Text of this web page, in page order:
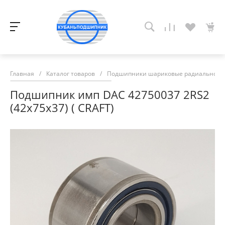
Главная / Каталог товаров / Подшипники шариковые радиально-
Подшипник имп DAC 42750037 2RS2
(42х75х37) ( CRAFT)